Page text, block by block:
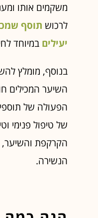
משקמים אותו
לרכוש תוסף
יעילים במיוחד
בנוסף, מומלץ
השיער המכילים
הפעולה של
של טיפול פנימי
הקרקפת והשיער,
הנשירה.